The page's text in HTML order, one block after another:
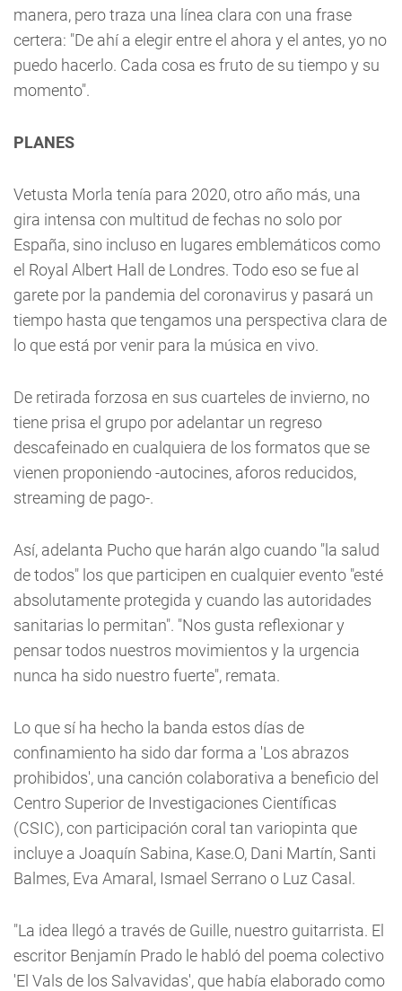
manera, pero traza una línea clara con una frase
certera: "De ahí a elegir entre el ahora y el antes, yo no
puedo hacerlo. Cada cosa es fruto de su tiempo y su
momento".
PLANES
Vetusta Morla tenía para 2020, otro año más, una
gira intensa con multitud de fechas no solo por
España, sino incluso en lugares emblemáticos como
el Royal Albert Hall de Londres. Todo eso se fue al
garete por la pandemia del coronavirus y pasará un
tiempo hasta que tengamos una perspectiva clara de
lo que está por venir para la música en vivo.
De retirada forzosa en sus cuarteles de invierno, no
tiene prisa el grupo por adelantar un regreso
descafeinado en cualquiera de los formatos que se
vienen proponiendo -autocines, aforos reducidos,
streaming de pago-.
Así, adelanta Pucho que harán algo cuando "la salud
de todos" los que participen en cualquier evento "esté
absolutamente protegida y cuando las autoridades
sanitarias lo permitan". "Nos gusta reflexionar y
pensar todos nuestros movimientos y la urgencia
nunca ha sido nuestro fuerte", remata.
Lo que sí ha hecho la banda estos días de
confinamiento ha sido dar forma a 'Los abrazos
prohibidos', una canción colaborativa a beneficio del
Centro Superior de Investigaciones Científicas
(CSIC), con participación coral tan variopinta que
incluye a Joaquín Sabina, Kase.O, Dani Martín, Santi
Balmes, Eva Amaral, Ismael Serrano o Luz Casal.
"La idea llegó a través de Guille, nuestro guitarrista. El
escritor Benjamín Prado le habló del poema colectivo
'El Vals de los Salvavidas', que había elaborado como